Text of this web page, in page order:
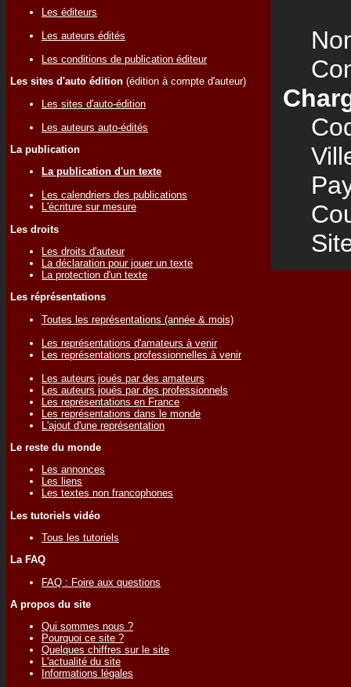
Les éditeurs
Les auteurs édités
Les conditions de publication éditeur
Les sites d'auto édition (édition à compte d'auteur)
Les sites d'auto-édition
Les auteurs auto-édités
La publication
La publication d'un texte
Les calendriers des publications
L'écriture sur mesure
Les droits
Les droits d'auteur
La déclaration pour jouer un texte
La protection d'un texte
Les réprésentations
Toutes les représentations (année & mois)
Les représentations d'amateurs à venir
Les représentations professionnelles à venir
Les auteurs joués par des amateurs
Les auteurs joués par des professionnels
Les représentations en France
Les représentations dans le monde
L'ajout d'une représentation
Le reste du monde
Les annonces
Les liens
Les textes non francophones
Les tutoriels vidéo
Tous les tutoriels
La FAQ
FAQ : Foire aux questions
A propos du site
Qui sommes nous ?
Pourquoi ce site ?
Quelques chiffres sur le site
L'actualité du site
Informations légales